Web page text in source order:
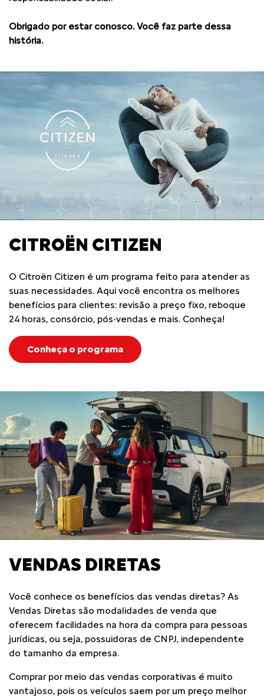
Obrigado por estar conosco. Você faz parte dessa
história.
CITROËN CITIZEN
O Citroën Citizen é um programa feito para atender as
suas necessidades. Aqui você encontra os melhores
benefícios para clientes: revisão a preço fixo, reboque
24 horas, consórcio, pós-vendas e mais. Conheça!
Conheça o programa
VENDAS DIRETAS
Você conhece os benefícios das vendas diretas? As
Vendas Diretas são modalidades de venda que
oferecem facilidades na hora da compra para pessoas
jurídicas, ou seja, possuidoras de CNPJ, independente
do tamanho da empresa.
Comprar por meio das vendas corporativas é muito
vantajoso, pois os veículos saem por um preço melhor